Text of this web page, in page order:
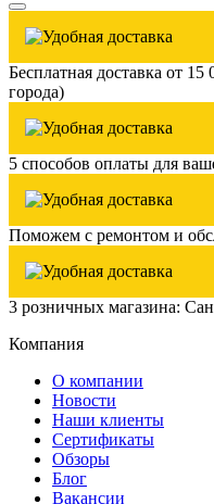
Бесплатная доставка от
города)
5 способов оплаты для
Поможем с ремонтом и
3 розничных магазина:
Компания
О компании
Новости
Наши клиенты
Сертификаты
Обзоры
Блог
Вакансии